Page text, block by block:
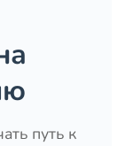
путь к